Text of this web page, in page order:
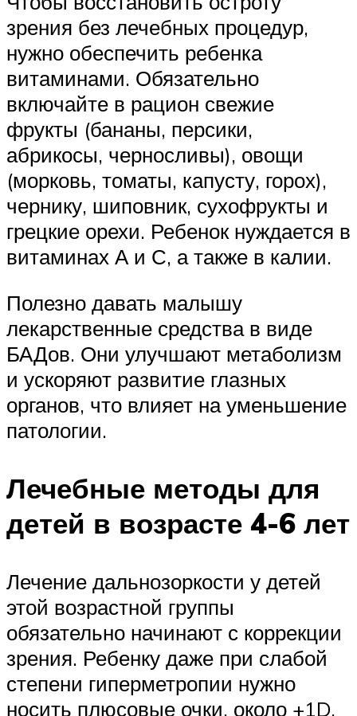
зрения без лечебных процедур,
нужно обеспечить ребенка
витаминами. Обязательно
включайте в рацион свежие
фрукты (бананы, персики,
абрикосы, черносливы), овощи
(морковь, томаты, капусту, горох),
чернику, шиповник, сухофрукты и
грецкие орехи. Ребенок нуждается в
витаминах А и С, а также в калии.
Полезно давать малышу
лекарственные средства в виде
БАДов. Они улучшают метаболизм
и ускоряют развитие глазных
органов, что влияет на уменьшение
патологии.
Лечебные методы для
детей в возрасте 4-6 лет
Лечение дальнозоркости у детей
этой возрастной группы
обязательно начинают с коррекции
зрения. Ребенку даже при слабой
степени гиперметропии нужно
носить плюсовые очки, около +1D.